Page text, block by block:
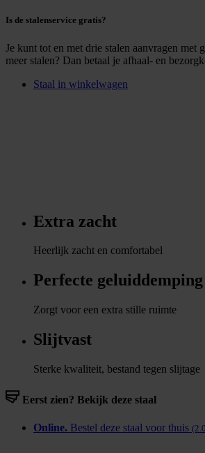
Is de stalenservice gratis?
Je kunt tot en met drie stalen aanvragen met
meer stalen? Dan betaal je afhaal- en
Staal in winkelwagen
Extra zacht
Heerlijk zacht en comfortabel
Perfecte geluiddemping
Zorgt voor een extra stille ruimte
Slijtvast
Sterke kwaliteit, bestand tegen slijtage
Eerst zien? Bekijk deze staal
Online. Bestel deze staal voor thuis